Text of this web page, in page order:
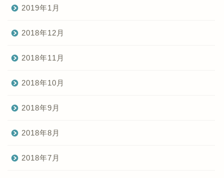
2019年1月
2018年12月
2018年11月
2018年10月
2018年9月
2018年8月
2018年7月